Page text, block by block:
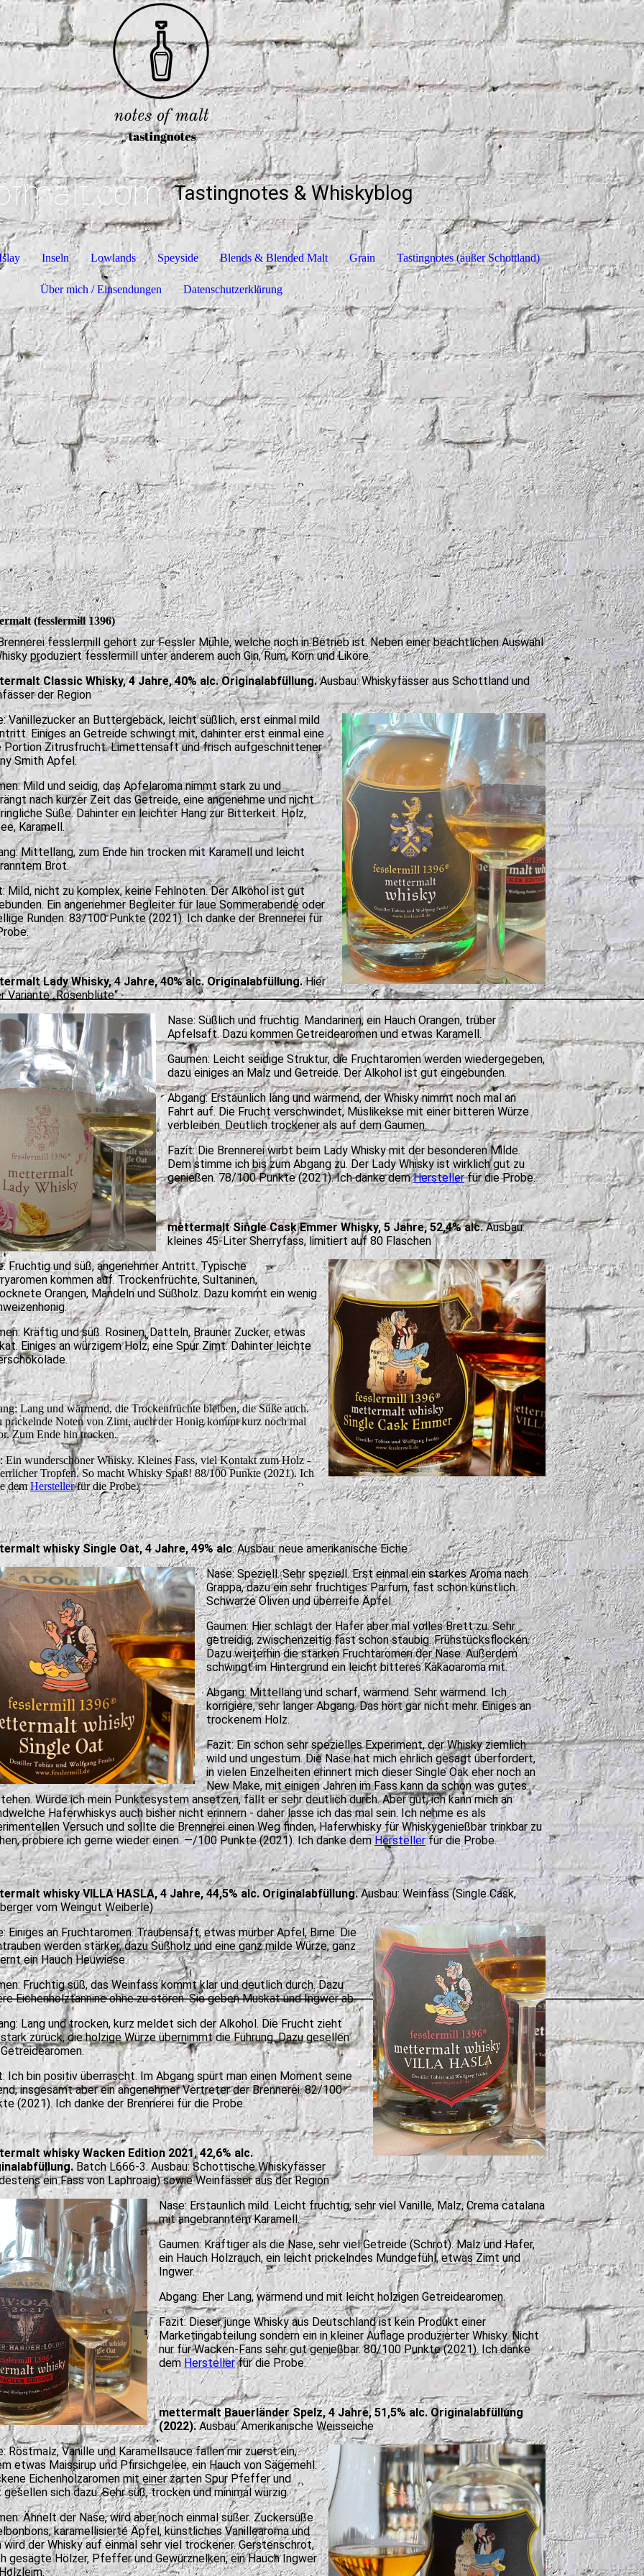
Tastingnotes & Whiskyblog
Inseln Lowlands Speyside Blends & Blended Malt Grain Tastingnotes (außer Schottland)
Über mich / Einsendungen Datenschutzerklärung
(fesslermill 1396)
fesslermill gehört zur Fessler Mühle, welche noch in Betrieb ist. Neben einer beachtlichen Auswahl
produziert fesslermill unter anderem auch Gin, Rum, Korn und Liköre.
Classic Whisky, 4 Jahre, 40% alc. Originalabfüllung.Ausbau: Whiskyfässer aus Schottland und
der Region
Vanillezucker an Buttergebäck, leicht süßlich, erst einmal mild
Einiges an Getreide schwingt mit, dahinter erst einmal eine
Portion Zitrusfrucht. Limettensaft und frisch aufgeschnittener
Smith Apfel.
Mild und seidig, das Apfelaroma nimmt stark zu und
nach kurzer Zeit das Getreide, eine angenehme und nicht
Süße. Dahinter ein leichter Hang zur Bitterkeit. Holz,
Karamell.
Mittellang, zum Ende hin trocken mit Karamell und leicht
Brot.
Mild, nicht zu komplex, keine Fehlnoten. Der Alkohol ist gut
Ein angenehmer Begleiter für laue Sommerabende oder
Runden. 83/100 Punkte (2021). Ich danke der Brennerei für
Lady Whisky, 4 Jahre, 40% alc. Originalabfüllung.Hier
Variante „Rosenblüte“
Nase: Süßlich und fruchtig. Mandarinen, ein Hauch Orangen, trüber
Apfelsaft. Dazu kommen Getreidearomen und etwas Karamell.
Gaumen: Leicht seidige Struktur, die Fruchtaromen werden wiedergegeben,
dazu einiges an Malz und Getreide. Der Alkohol ist gut eingebunden.
Abgang: Erstaunlich lang und wärmend, der Whisky nimmt noch mal an
Fahrt auf. Die Frucht verschwindet, Müslikekse mit einer bitteren Würze
verbleiben. Deutlich trockener als auf dem Gaumen.
Fazit: Die Brennerei wirbt beim Lady Whisky mit der besonderen Milde.
Dem stimme ich bis zum Abgang zu. Der Lady Whisky ist wirklich gut zu
genießen. 78/100 Punkte (2021). Ich danke demHerstellerfür die Probe.
mettermalt Single Cask Emmer Whisky, 5 Jahre, 52,4% alc.Ausbau:
kleines 45-Liter Sherryfass, limitiert auf 80 Flaschen
Fruchtig und süß, angenehmer Antritt. Typische
kommen auf. Trockenfrüchte, Sultaninen,
Orangen, Mandeln und Süßholz. Dazu kommt ein wenig
Kräftig und süß. Rosinen, Datteln, Brauner Zucker, etwas
Einiges an würzigem Holz, eine Spur Zimt. Dahinter leichte
Lang und wärmend, die Trockenfrüchte bleiben, die Süße auch.
prickelnde Noten von Zimt, auch der Honig kommt kurz noch mal
Zum Ende hin trocken.
Ein wunderschöner Whisky. Kleines Fass, viel Kontakt zum Holz -
Tropfen. So macht Whisky Spaß! 88/100 Punkte (2021). Ich
demHerstellerfür die Probe.
whisky Single Oat, 4 Jahre, 49% alc. Ausbau: neue amerikanische Eiche
Nase: Speziell. Sehr speziell. Erst einmal ein starkes Aroma nach
Grappa, dazu ein sehr fruchtiges Parfum, fast schon künstlich.
Schwarze Oliven und überreife Äpfel.
Gaumen: Hier schlägt der Hafer aber mal volles Brett zu. Sehr
getreidig, zwischenzeitig fast schon staubig. Frühstücksflocken.
Dazu weiterhin die starken Fruchtaromen der Nase. Außerdem
schwingt im Hintergrund ein leicht bitteres Kakaoaroma mit.
Abgang: Mittellang und scharf, wärmend. Sehr wärmend. Ich
korrigiere, sehr langer Abgang. Das hört gar nicht mehr. Einiges an
trockenem Holz.
Fazit: Ein schon sehr spezielles Experiment, der Whisky ziemlich
wild und ungestüm. Die Nase hat mich ehrlich gesagt überfordert,
in vielen Einzelheiten erinnert mich dieser Single Oak eher noch an
New Make, mit einigen Jahren im Fass kann da schon was gutes
Würde ich mein Punktesystem ansetzen, fällt er sehr deutlich durch. Aber gut, ich kann mich an
Haferwhiskys auch bisher nicht erinnern - daher lasse ich das mal sein. Ich nehme es als
Versuch und sollte die Brennerei einen Weg finden, Haferwhisky für Whiskygenießbar trinkbar zu
probiere ich gerne wieder einen. —/100 Punkte (2021). Ich danke dem Herstellerfür die Probe.
whisky VILLA HASLA, 4 Jahre, 44,5% alc. Originalabfüllung.Ausbau: Weinfass (Single Cask,
vom Weingut Weiberle)
Einiges an Fruchtaromen. Traubensaft, etwas mürber Apfel, Birne. Die
werden stärker, dazu Süßholz und eine ganz milde Würze, ganz
ein Hauch Heuwiese.
Fruchtig süß, das Weinfass kommt klar und deutlich durch. Dazu
Eichenholztannine ohne zu stören. Sie geben Muskat und Ingwer ab.
Lang und trocken, kurz meldet sich der Alkohol. Die Frucht zieht
zurück, die holzige Würze übernimmt die Führung. Dazu gesellen
Ich bin positiv überrascht. Im Abgang spürt man einen Moment seine
insgesamt aber ein angenehmer Vertreter der Brennerei. 82/100
(2021). Ich danke der Brennerei für die Probe.
whisky Wacken Edition 2021, 42,6% alc.
Batch L666-3. Ausbau: Schottische Whiskyfässer
ein Fass von Laphroaig) sowie Weinfässer aus der Region
Nase: Erstaunlich mild. Leicht fruchtig, sehr viel Vanille, Malz, Crema catalana
mit angebranntem Karamell.
Gaumen: Kräftiger als die Nase, sehr viel Getreide (Schrot). Malz und Hafer,
ein Hauch Holzrauch, ein leicht prickelndes Mundgefühl, etwas Zimt und
Ingwer.
Abgang: Eher Lang, wärmend und mit leicht holzigen Getreidearomen.
Fazit: Dieser junge Whisky aus Deutschland ist kein Produkt einer
Marketingabteilung sondern ein in kleiner Auflage produzierter Whisky. Nicht
nur für Wacken-Fans sehr gut genießbar. 80/100 Punkte (2021). Ich danke
demHerstellerfür die Probe.
mettermalt Bauerländer Spelz, 4 Jahre, 51,5% alc. Originalabfüllung
(2022).Ausbau: Amerikanische Weisseiche
Röstmalz, Vanille und Karamellsauce fallen mir zuerst ein,
etwas Maissirup und Pfirsichgelee, ein Hauch von Sägemehl.
Eichenholzaromen mit einer zarten Spur Pfeffer und
sich dazu. Sehr süß, trocken und minimal würzig.
Ähnelt der Nase, wird aber noch einmal süßer. Zuckersüße
karamellisierte Äpfel, künstliches Vanillearoma und
wird der Whisky auf einmal sehr viel trockener. Gerstenschrot,
gesägte Hölzer, Pfeffer und Gewürznelken, ein Hauch Ingwer